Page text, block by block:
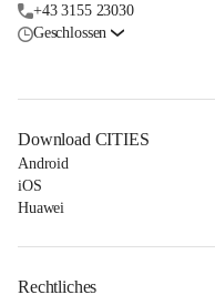
+43 3155 23030
Geschlossen
Download CITIES
Android
iOS
Huawei
Rechtliches